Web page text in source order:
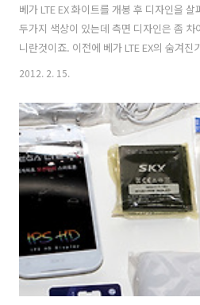
베가 LTE EX 화이트를 개봉 후 디자인을
두가지 색상이 있는데 측면 디자인은 좀
니란것이죠. 이전에 베가 LTE EX의 숨겨진
수 있습니다. 물론 서버로 실제로 쓰는것
람들에게 링크를 줘서 직접 보고 가져갈
크 기능을 이용하면 WiFi 에 연결된 DLNA
상, 음악을 가져와서 직접 재생도 가능하고
시킬 수 도 있습니다. 물론 이런기능이 되
2012. 2. 15.